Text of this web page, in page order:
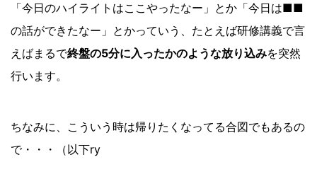
「今日のハイライトはここやったなー」とか「今日は■■
の話ができたなー」とかっていう、たとえば研修講義で言
えばまるで終盤の5分に入ったかのような放り込みを突然
行います。
ちなみに、こういう時は帰りたくなってる合図でもあるの
で・・・（以下ry